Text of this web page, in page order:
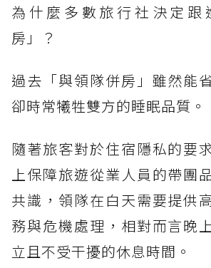
為什麼多數旅行社決定跟
房」？
過去「與領隊併房」雖然能
卻時常犧牲雙方的睡眠品質。
隨著旅客對於住宿隱私的要
上保障旅遊從業人員的帶團
共識，領隊在白天需要提供
務與危機處理，相對而言晚
立且不受干擾的休息時間。